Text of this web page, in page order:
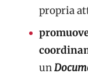
propria
un